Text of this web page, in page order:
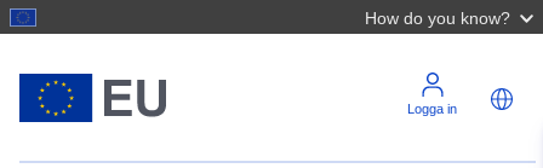
How do you know?
Logga in